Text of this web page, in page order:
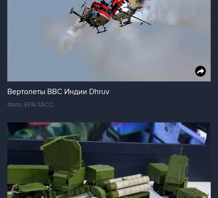
Вертолеты ВВС Индии Dhruv
Фото: EPA/ТАСС